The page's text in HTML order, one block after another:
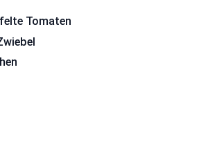
Tomaten